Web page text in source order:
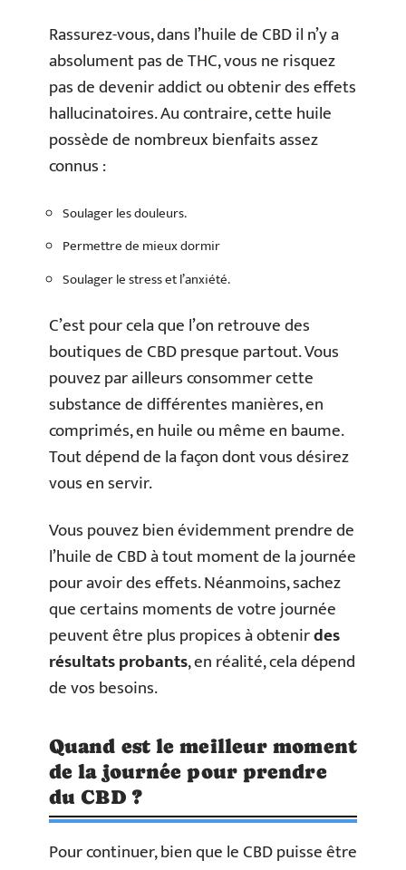
Rassurez-vous, dans l’huile de CBD il n’y a
absolument pas de THC, vous ne risquez
pas de devenir addict ou obtenir des effets
hallucinatoires. Au contraire, cette huile
possède de nombreux bienfaits assez
connus :
Soulager les douleurs.
Permettre de mieux dormir
Soulager le stress et l’anxiété.
C’est pour cela que l’on retrouve des
boutiques de CBD presque partout. Vous
pouvez par ailleurs consommer cette
substance de différentes manières, en
comprimés, en huile ou même en baume.
Tout dépend de la façon dont vous désirez
vous en servir.
Vous pouvez bien évidemment prendre de
l’huile de CBD à tout moment de la journée
pour avoir des effets. Néanmoins, sachez
que certains moments de votre journée
peuvent être plus propices à obtenirdes
résultats probants, en réalité, cela dépend
de vos besoins.
Quand est le meilleur moment
de la journée pour prendre
du CBD ?
Pour continuer, bien que le CBD puisse être